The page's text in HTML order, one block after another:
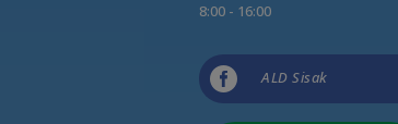
8:00 - 16:00
 ALD Sisak